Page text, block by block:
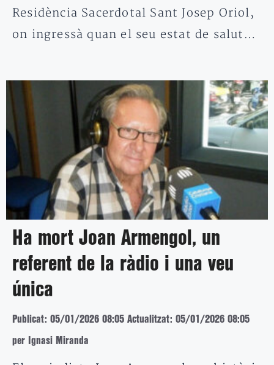
Residència Sacerdotal Sant Josep Oriol,
on ingressà quan el seu estat de salut…
Ha mort Joan Armengol, un
referent de la ràdio i una veu
única
Publicat: 05/01/2026 08:05 Actualitzat: 05/01/2026 08:05
per Ignasi Miranda